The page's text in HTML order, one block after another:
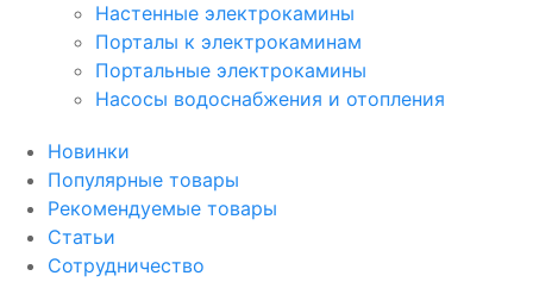
Настенные электрокамины
Порталы к электрокаминам
Портальные электрокамины
Насосы водоснабжения и отопления
Новинки
Популярные товары
Рекомендуемые товары
Статьи
Сотрудничество